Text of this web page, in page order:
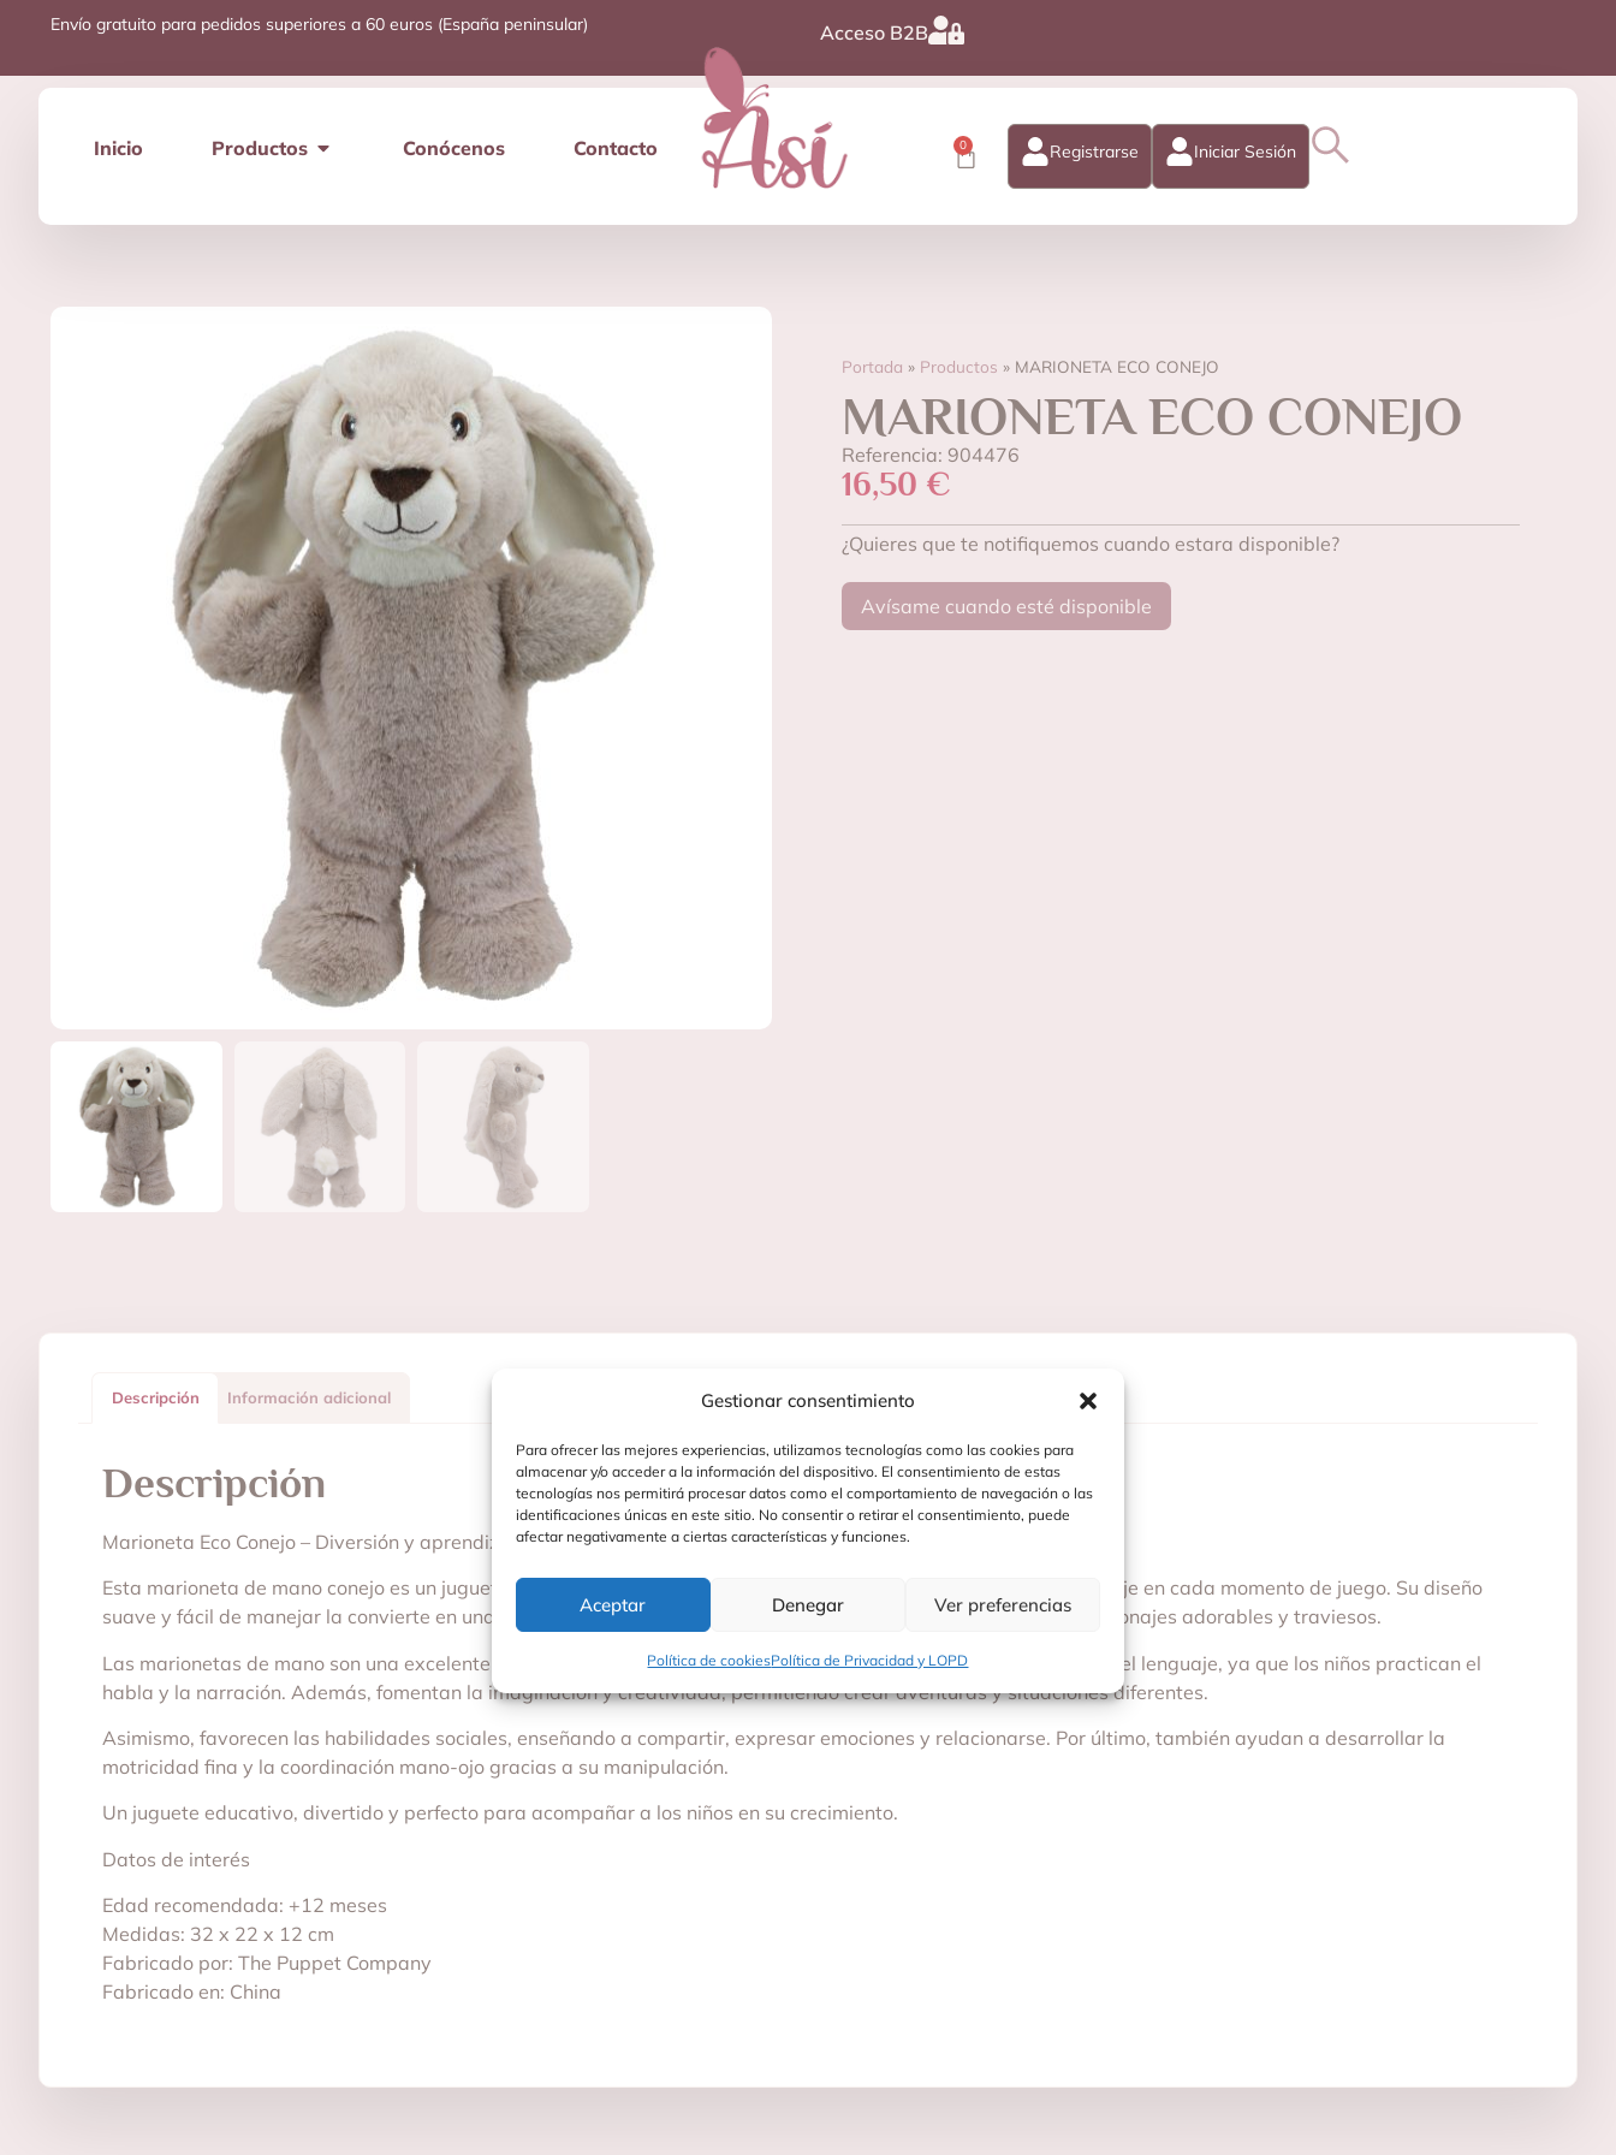
Gestionar consentimiento
Para ofrecer las mejores experiencias, utilizamos tecnologías como las cookies para
almacenar y/o acceder a la información del dispositivo. El consentimiento de estas
tecnologías nos permitirá procesar datos como el comportamiento de navegación o las
identificaciones únicas en este sitio. No consentir o retirar el consentimiento, puede
afectar negativamente a ciertas características y funciones.
Aceptar Denegar Ver preferencias
Política de cookiesPolítica de Privacidad y LOPD
Envío gratuito para pedidos superiores a 60 euros (España peninsular) Acceso B2B
Inicio Productos Conócenos Contacto 0 Registrarse Iniciar Sesión
Portada » Productos » MARIONETA ECO CONEJO
MARIONETA ECO CONEJO
Referencia: 904476
16,50 €
¿Quieres que te notifiquemos cuando estara disponible?
Avísame cuando esté disponible
Descripción Información adicional
Descripción
Marioneta Eco Conejo – Diversión y aprendizaje
Esta marioneta de mano conejo es un juguete ideal para los más pequeños, ya que combina diversión y aprendizaje en cada momento de juego. Su diseño
suave y fácil de manejar la convierte en una compañera perfecta para inventar historias y dar vida a nuevos personajes adorables y traviesos.
Las marionetas de mano son una excelente herramienta para el desarrollo infantil. Por un lado, ayudan a mejorar el lenguaje, ya que los niños practican el
habla y la narración. Además, fomentan la imaginación y creatividad, permitiendo crear aventuras y situaciones diferentes.
Asimismo, favorecen las habilidades sociales, enseñando a compartir, expresar emociones y relacionarse. Por último, también ayudan a desarrollar la
motricidad fina y la coordinación mano-ojo gracias a su manipulación.
Un juguete educativo, divertido y perfecto para acompañar a los niños en su crecimiento.
Datos de interés
Edad recomendada: +12 meses
Medidas: 32 x 22 x 12 cm
Fabricado por: The Puppet Company
Fabricado en: China